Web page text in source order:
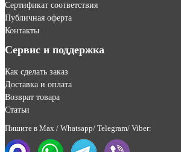
Сертификат соответствия
Публичная оферта
Контакты
Сервис и поддержка
Как сделать заказ
Доставка и оплата
Возврат товара
Статьи
Пишите в Max / Whatsapp/ Telegram/ Viber: